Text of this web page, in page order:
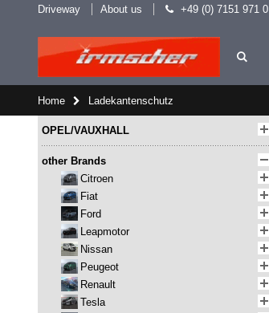
Driveway About us +49 (0) 7151 971 0
Home Ladekantenschutz
OPEL/VAUXHALL
other Brands
Citroen
Fiat
Ford
Leapmotor
Nissan
Peugeot
Renault
Tesla